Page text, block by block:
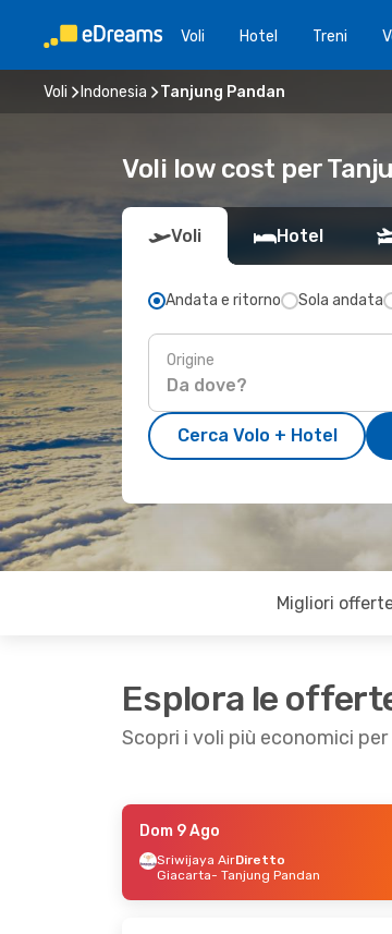
Voli Hotel Treni
Voli Indonesia Tanjung Pandan
Voli low cost per
Voli Hotel
Andata e ritorno Sola andata
Origine
Cerca Volo + Hotel
Migliori
Esplora le
Scopri i voli più economici
- Dom 20 Set
- Tanjung Pandan
Dom 9 Ago
Sriwijaya AirDiretto
Giacarta- Tanjung Pandan